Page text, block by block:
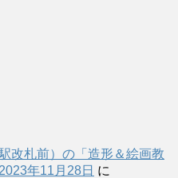
改札前）の「造形＆絵画教
年11月28日 に